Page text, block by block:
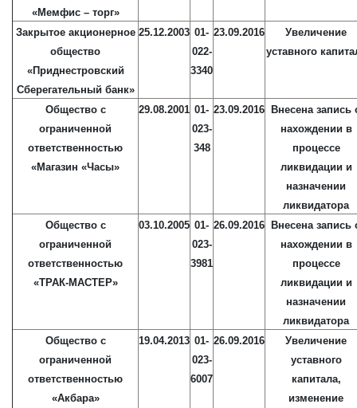
«Мемфис – торг»
Закрытое акционерное
общество
«Приднестровский
Сберегательный банк»
25.12.2003 01-
022-
3340
23.09.2016
Увеличение
уставного
Общество с
ограниченной
ответственностью
«Магазин «Часы»
29.08.2001 01-
023-
348
23.09.2016
Внесена запись
нахождении в
процессе
ликвидации и
назначении
ликвидатора
Общество с
ограниченной
ответственностью
«ТРАК-МАСТЕР»
03.10.2005 01-
023-
3981
26.09.2016
Внесена запись
нахождении в
процессе
ликвидации и
назначении
ликвидатора
Общество с
ограниченной
ответственностью
«Акбара»
19.04.2013 01-
023-
6007
26.09.2016
Увеличение
уставного
капитала,
изменение